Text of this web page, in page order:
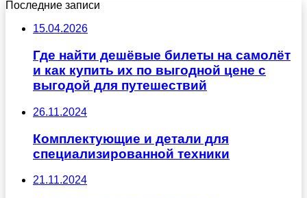
Последние записи
15.04.2026
Где найти дешёвые билеты на самолёт
и как купить их по выгодной цене с
выгодой для путешествий
26.11.2024
Комплектующие и детали для
специализированной техники
21.11.2024